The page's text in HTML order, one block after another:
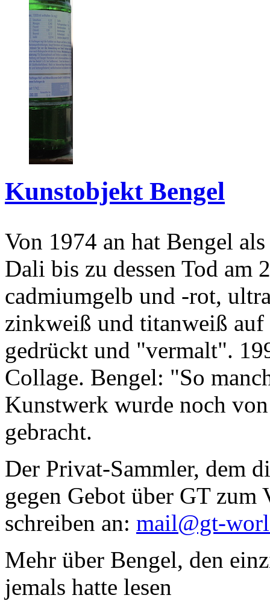
Kunstobjekt Bengel
Von 1974 an hat Bengel
Dali bis zu dessen Tod am
cadmiumgelb und -rot,
zinkweiß und titanweiß
gedrückt und "vermalt".
Collage. Bengel: "So
Kunstwerk wurde noch
gebracht.
Der Privat-Sammler, dem
gegen Gebot über GT zum
schreiben an: mail@gt-
Mehr über Bengel, den
jemals hatte lesen